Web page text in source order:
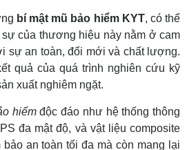
bí mật mũ bảo hiểm KYT, có thể
của thương hiệu này nằm ở cam
sự an toàn, đổi mới và chất lượng.
quả của quá trình nghiên cứu kỹ
xuất nghiêm ngặt.
hiểmđộc đáo như hệ thống thông
đa mật độ, và vật liệu composite
an toàn tối đa mà còn mang lại